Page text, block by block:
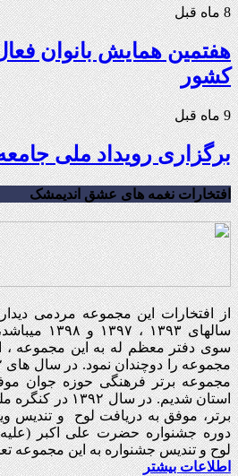
8 ماه قبل
هفتمین همایش بانوان
کشور
9 ماه قبل
برگزاری رویداد ملی
افتخارات نغمه های عشق اندیمشک
از افتخارات این مجموعه مردمی
سوی دفتر معظم له به این مجموعه
مجموعه برتر فرهنگی حوزه جوان
استان شدیم. در
برتر، موفق به دریافت لوح و تندیس
دوره جشنواره حضرت علی اکبر (علیه
لوح و تندیس جشنواره به این مجموعه
اطلاعات بیشتر